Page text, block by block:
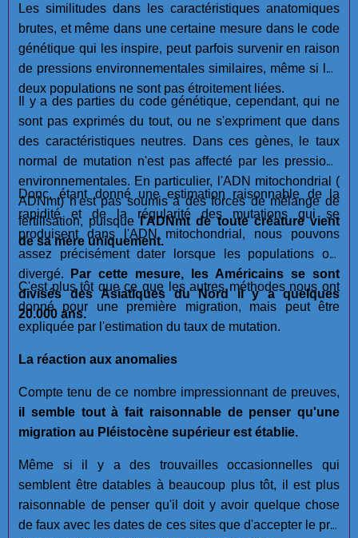
Les similitudes dans les caractéristiques anatomiques
brutes, et même dans une certaine mesure dans le code
génétique qui les inspire, peut parfois survenir en raison
de pressions environnementales similaires, même si les
deux populations ne sont pas étroitement liées.
Il y a des parties du code génétique, cependant, qui ne
sont pas exprimés du tout, ou ne s'expriment que dans
des caractéristiques neutres. Dans ces gènes, le taux
normal de mutation n'est pas affecté par les pressions
environnementales. En particulier, l'ADN mitochondrial (
ADNmt) n'est pas soumis à des forces de mélange de
fertilisation, puisquel'ADNmt de toute créature vient
de sa mère uniquement.
Donc, étant donné une estimation raisonnable de la
rapidité et de la régularité des mutations qui se
produisent dans l'ADN mitochondrial, nous pouvons
assez précisément dater lorsque les populations ont
divergé.
Par cette mesure, les Américains se sont
divisés des Asiatiques du Nord il y a quelques
20.000 ans.
C'est plus tôt que ce que les autres méthodes nous ont
donné pour une première migration, mais peut être
expliquée par l'estimation du taux de mutation.
La réaction aux anomalies
Compte tenu de ce nombre impressionnant de preuves,
il semble tout à fait raisonnable de penser qu'une
migration au Pléistocène supérieur est établie.
Même si il y a des trouvailles occasionnelles qui
semblent être datables à beaucoup plus tôt, il est plus
raisonnable de penser qu'il doit y avoir quelque chose
de faux avec les dates de ces sites que d'accepter le prix